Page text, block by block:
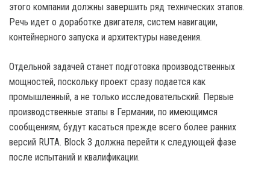
этого компании должны завершить ряд технических этапов.
Речь идет о доработке двигателя, систем навигации,
контейнерного запуска и архитектуры наведения.
Отдельной задачей станет подготовка производственных
мощностей, поскольку проект сразу подается как
промышленный, а не только исследовательский. Первые
производственные этапы в Германии, по имеющимся
сообщениям, будут касаться прежде всего более ранних
версий RUTA. Block 3 должна перейти к следующей фазе
после испытаний и квалификации.